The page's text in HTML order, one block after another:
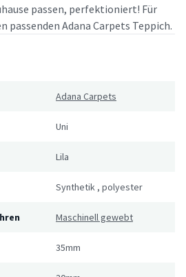
passen, perfektioniert! Für
passenden Adana Carpets Teppich.
Adana Carpets
Uni
Lila
Synthetik , polyester
Maschinell gewebt
35mm